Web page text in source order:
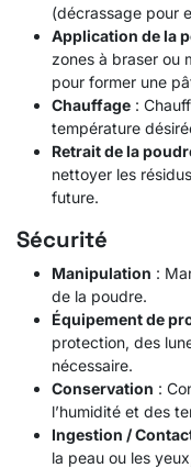
(décrassage pour
Application de la
zones à braser ou
pour former une
Chauffage :
température
Retrait de la
nettoyer les
future.
Sécurité
Manipulation :
de la poudre.
Équipement de
protection, des
nécessaire.
Conservation :
l’humidité et des
Ingestion /
la peau ou les